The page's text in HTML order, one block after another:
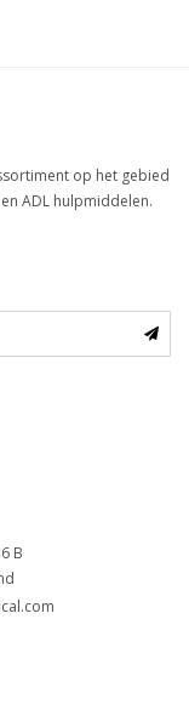
op het gebied
ADL hulpmiddelen.
B